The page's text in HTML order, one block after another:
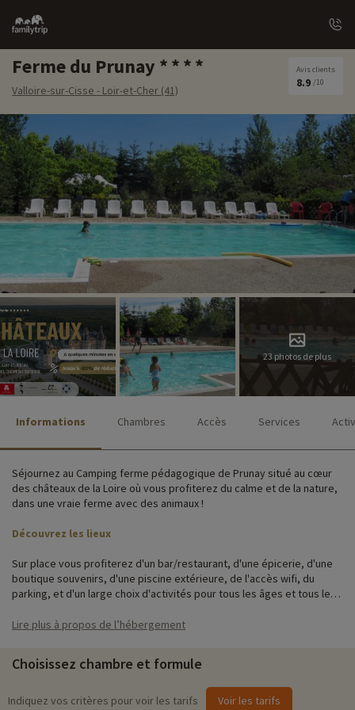
Family
trip
Ferme du Prunay
Valloire-sur-Cisse - Loir-et-Cher (41)
Avis clients
8.9 /10
23 photos de plus
Informations Chambres Accès Services
Séjournez au Camping ferme pédagogique de Prunay situé au cœur
des châteaux de la Loire où vous profiterez du calme et de la nature,
dans une vraie ferme avec des animaux !
Découvrez les lieux
Sur place vous profiterez d'un bar/restaurant, d'une épicerie, d'une
boutique souvenirs, d'une piscine extérieure, de l'accès wifi, du
parking, et d'un large choix d'activités pour tous les âges et tous les
camping. Ils offrent une terrasse privative ainsi que la télévision.
Certains sont équipés d'une climatisation pour encore plus de
confort.
Lire plus à propos de l’hébergement
Choisissez chambre et formule
Indiquez vos critères pour voir les tarifs Voir les tarifs